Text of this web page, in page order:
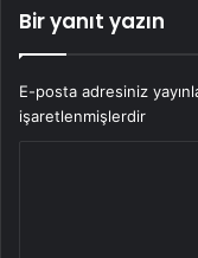
Bir yanıt yazın
E-posta adresiniz
işaretlenmişlerdir